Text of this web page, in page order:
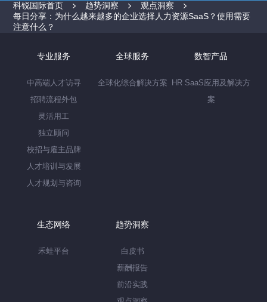
科锐国际首页 趋势洞察
观点洞察
每日分享：为什么越来越多的企业选择人力资源SaaS？使用需要
注意什么？
专业服务
中高端人才访寻
招聘流程外包
灵活用工
独立顾问
校招与雇主品牌
人才培训与发展
人才规划与咨询
全球服务
全球化综合解决方案
数智产品
HR SaaS应用及解决方
案
生态网络
禾蛙平台
趋势洞察
白皮书
薪酬报告
前沿实践